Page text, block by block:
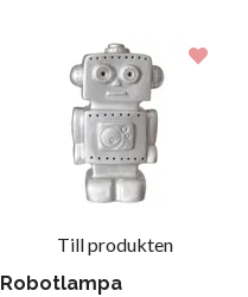
Till produkten
Robotlampa